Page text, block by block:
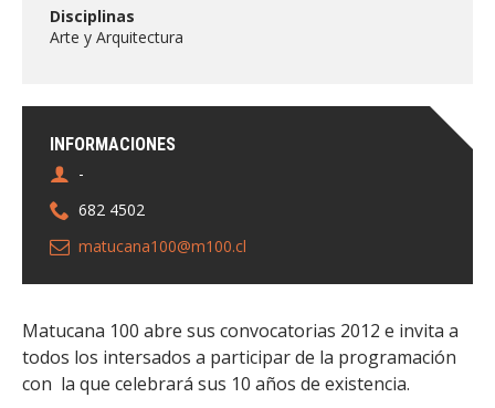
INFORMACIONES
-
682 4502
matucana100@m100.cl
Disciplinas
Arte y Arquitectura
Matucana 100 abre sus convocatorias 2012 e invita a
todos los intersados a participar de la programación
con la que celebrará sus 10 años de existencia.